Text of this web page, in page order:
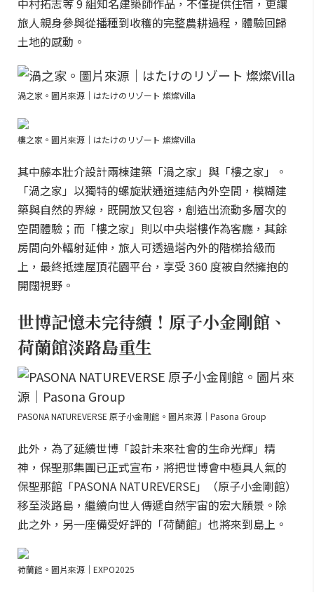
中村拓志等 9 組知名建築師作品，不僅提供住宿，更讓
旅人親身參與從播種到收穫的完整農耕過程，體驗回歸
土地的感動。
渦之家。圖片來源｜はたけのリゾート 燦燦Villa
樓之家。圖片來源｜はたけのリゾート 燦燦Villa
其中藤本壯介設計兩棟建築「渦之家」與「樓之家」。
「渦之家」以獨特的螺旋狀通道連結內外空間，模糊建
築與自然的界線，既開放又包容，創造出流動多層次的
空間體驗；而「樓之家」則以中央塔樓作為客廳，其餘
房間向外輻射延伸，旅人可透過塔內外的階梯拾級而
上，最終抵達屋頂花園平台，享受 360 度被自然擁抱的
開闊視野。
世博記憶未完待續！原子小金剛館、
荷蘭館淡路島重生
PASONA NATUREVERSE 原子小金剛館。圖片來源｜Pasona Group
此外，為了延續世博「設計未來社會的生命光輝」精
神，保聖那集團已正式宣布，將把世博會中極具人氣的
保聖那館「PASONA NATUREVERSE」（原子小金剛館）
移至淡路島，繼續向世人傳遞自然宇宙的宏大願景。除
此之外，另一座備受好評的「荷蘭館」也將來到島上。
荷蘭館。圖片來源｜EXPO2025